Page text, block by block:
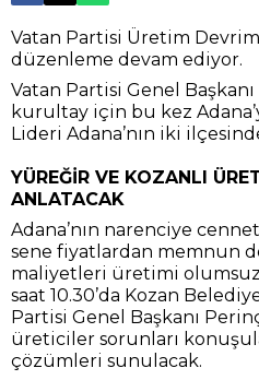
Vatan Partisi Üretim
düzenleme devam ediyor.
Vatan Partisi Genel
kurultay için bu kez
Lideri Adana’nın iki
YÜREĞİR VE KOZANLI
ANLATACAK
Adana’nın narenciye
sene fiyatlardan memnun
maliyetleri üretimi
saat 10.30’da Kozan
Partisi Genel Başkanı
üreticiler sorunları
çözümleri sunulacak.